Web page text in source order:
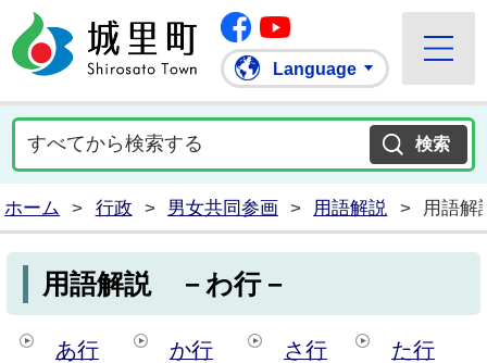
城里町ホームページ
Facebook
Language
ホーム > 行政 > 男女共同参画 > 用語解説 > 用語
用語解説 －わ行－
あ行 か行 さ行
た行